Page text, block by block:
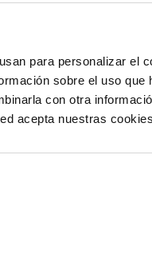
para personalizar el
sobre el uso
con otra
acepta nuestras